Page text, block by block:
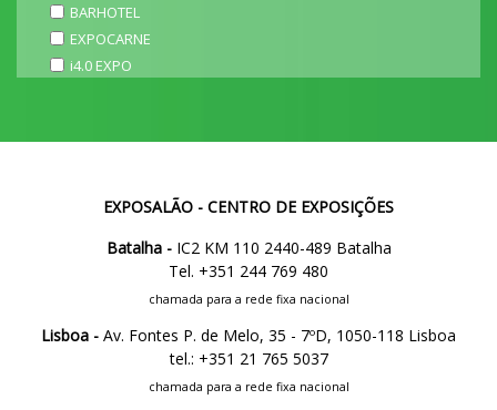
BARHOTEL
EXPOCARNE
i4.0 EXPO
EXPOSALÃO - CENTRO DE EXPOSIÇÕES
Batalha -IC2 KM 110 2440-489 Batalha
Tel. +351 244 769 480
chamada para a rede fixa nacional
Lisboa - Av. Fontes P. de Melo, 35 - 7ºD, 1050-118 Lisboa
tel.: +351 21 765 5037
chamada para a rede fixa nacional